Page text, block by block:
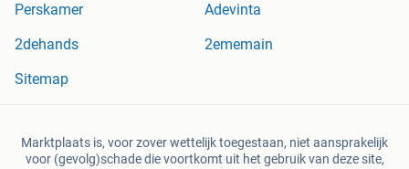
Perskamer
Adevinta
2dehands
2ememain
Sitemap
Marktplaats is, voor zover wettelijk toegestaan, niet aansprakelijk
voor (gevolg)schade die voortkomt uit het gebruik van deze site,